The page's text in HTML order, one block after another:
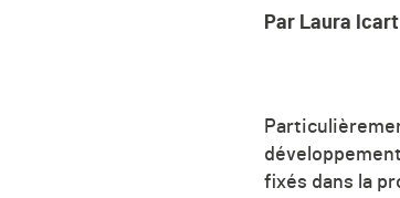
Par Laura Icart
fixés dans la